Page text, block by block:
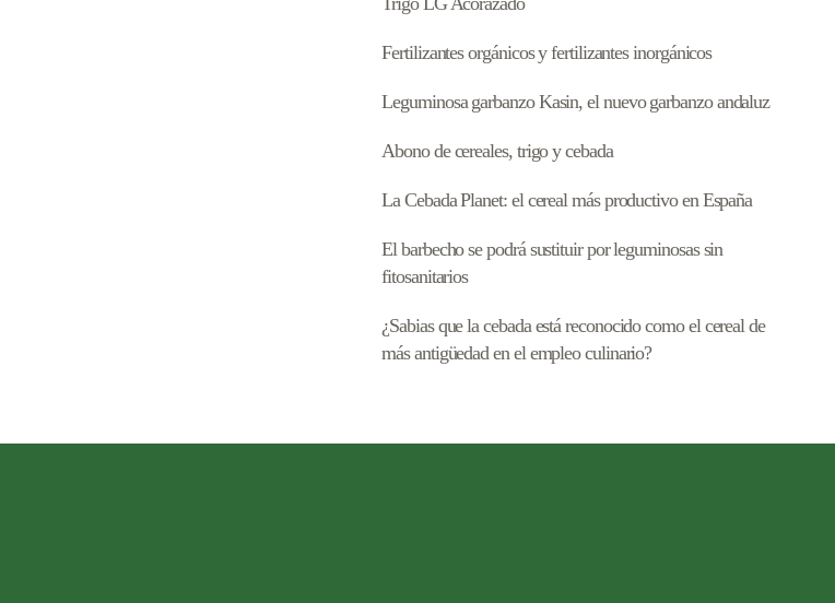
Fertilizantes orgánicos y fertilizantes inorgánicos
Leguminosa garbanzo Kasin, el nuevo garbanzo andaluz
Abono de cereales, trigo y cebada
La Cebada Planet: el cereal más productivo en España
El barbecho se podrá sustituir por leguminosas sin
fitosanitarios
¿Sabias que la cebada está reconocido como el cereal de
más antigüedad en el empleo culinario?